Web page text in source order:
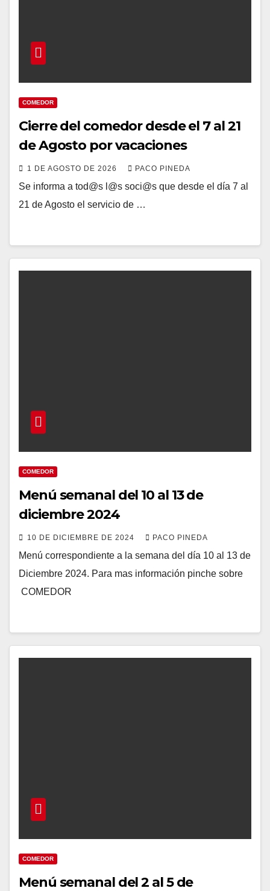
COMEDOR
Cierre del comedor desde el 7 al 21
de Agosto por vacaciones
1 DE AGOSTO DE 2026 PACO PINEDA
Se informa a tod@s l@s soci@s que desde el día 7 al
21 de Agosto el servicio de …
COMEDOR
Menú semanal del 10 al 13 de
diciembre 2024
10 DE DICIEMBRE DE 2024 PACO PINEDA
Menú correspondiente a la semana del día 10 al 13 de
Diciembre 2024. Para mas información pinche sobre
COMEDOR
COMEDOR
Menú semanal del 2 al 5 de